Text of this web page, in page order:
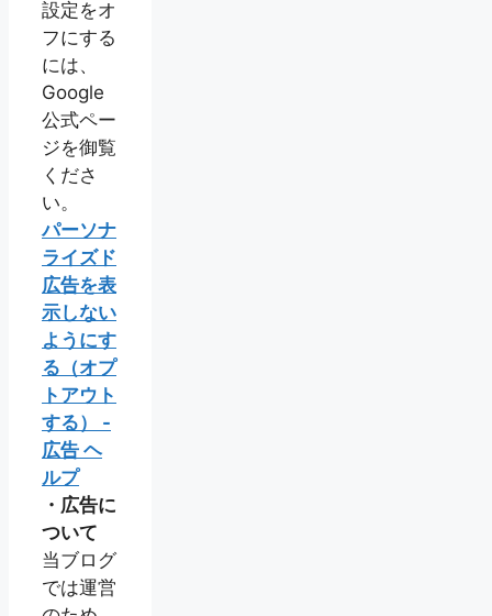
設定をオ
フにする
には、
Google
公式ペー
ジを御覧
くださ
い。
パーソナ
ライズド
広告を表
示しない
ようにす
る（オプ
トアウト
する） -
広告 ヘ
ルプ
・広告に
ついて
当ブログ
では運営